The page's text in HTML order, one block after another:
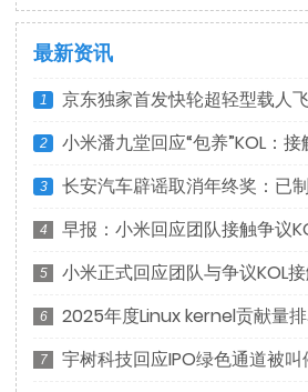
最新资讯
1 京东独家首发快轮超轻型载人飞行
2 小米潘九堂回应“包养”KOL：接
3 长安汽车辟谣取消年终奖：已制
4 早报：小米回应团队接触争议
5 小米正式回应团队与争议KOL接
6 2025年度Linux kernel贡献量排
7
宇树科技回应IPO绿色通道被叫